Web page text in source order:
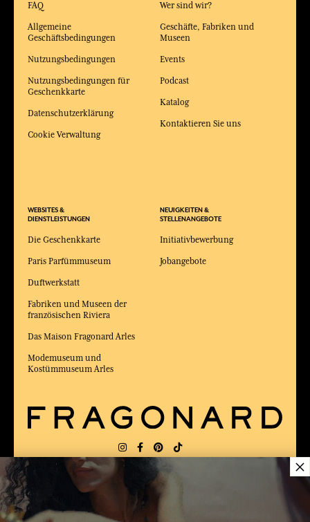
FAQ
Allgemeine
Geschäftsbedingungen
Nutzungsbedingungen
Nutzungsbedingungen für
Geschenkkarte
Datenschutzerklärung
Cookie Verwaltung
WEBSITES &
DIENSTLEISTUNGEN
Die Geschenkkarte
Paris Parfümmuseum
Duftwerkstatt
Fabriken und Museen der
französischen Riviera
Das Maison Fragonard Arles
Modemuseum und
Kostümmuseum Arles
Wer sind wir?
Geschäfte, Fabriken und
Museen
Events
Podcast
Katalog
Kontaktieren Sie uns
NEUIGKEITEN &
STELLENANGEBOTE
Initiativbewerbung
Jobangebote
FR
×